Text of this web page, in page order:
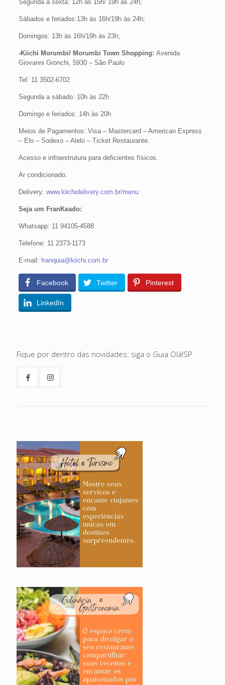
Segunda a sexta: 12h às 15h/ 19h às 24h;
Sábados e feriados:13h às 16h/19h às 24h;
Domingos: 13h às 16h/19h às 23h;
-Kiichi Morumbi/ Morumbi Town Shopping: Avenida
Giovanni Gronchi, 5930 – São Paulo
Tel: 11 3502-6702
Segunda a sábado: 10h às 22h
Domingo e feriados: 14h às 20h
Meios de Pagamentos: Visa – Mastercard – American Express
– Elo – Sodexo – Alelo – Ticket Restaurante.
Acesso e infraestrutura para deficientes físicos.
Ar condicionado.
Delivery: www.kiichidelivery.com.br/menu
Seja um FranKeado:
Whatsapp: 11 94105-4588
Telefone: 11 2373-1173
E-mail: franquia@kiichi.com.br
Facebook Twitter Pinterest
LinkedIn
Fique por dentro das novidades: siga o Guia Olá!SP